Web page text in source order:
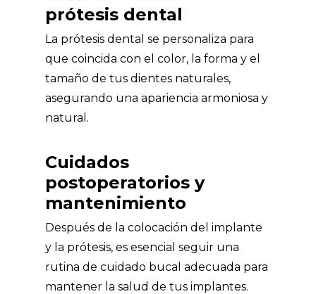
prótesis dental
La prótesis dental se personaliza para
que coincida con el color, la forma y el
tamaño de tus dientes naturales,
asegurando una apariencia armoniosa y
natural.
Cuidados
postoperatorios y
mantenimiento
Después de la colocación del implante
y la prótesis, es esencial seguir una
rutina de cuidado bucal adecuada para
mantener la salud de tus implantes.